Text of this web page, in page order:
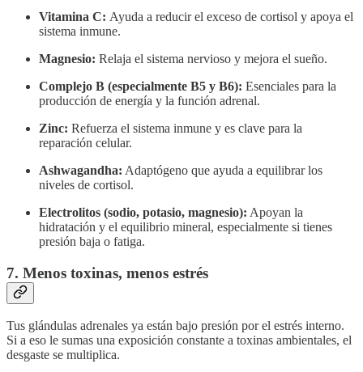
Vitamina C: Ayuda a reducir el exceso de cortisol y apoya el
sistema inmune.
Magnesio: Relaja el sistema nervioso y mejora el sueño.
Complejo B (especialmente B5 y B6): Esenciales para la
producción de energía y la función adrenal.
Zinc: Refuerza el sistema inmune y es clave para la
reparación celular.
Ashwagandha: Adaptógeno que ayuda a equilibrar los
niveles de cortisol.
Electrolitos (sodio, potasio, magnesio): Apoyan la
hidratación y el equilibrio mineral, especialmente si tienes
presión baja o fatiga.
7. Menos toxinas, menos estrés
Tus glándulas adrenales ya están bajo presión por el estrés interno.
Si a eso le sumas una exposición constante a toxinas ambientales, el
desgaste se multiplica.